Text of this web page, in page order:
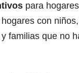
para
con
familias que no